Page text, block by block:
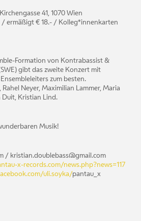
41, 1070 Wien
/ ermäßigt € 18.- / Kolleg*innenkarten
Formation von Kontrabassist &
gibt das zweite Konzert mit
zum besten.
Rahel Neyer, Maximilian Lammer, Maria
Duit, Kristian Lind.
Musik!
/ kristian.doublebass@gmail.com
x-records.com/news.php?news=117
uli.soyka/pantau_x